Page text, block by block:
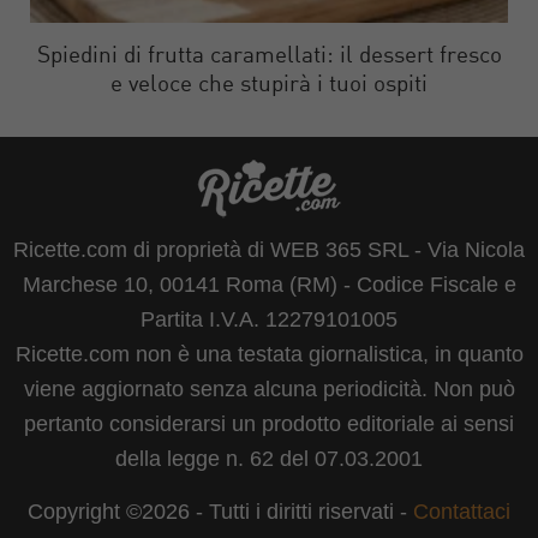
Spiedini di frutta caramellati: il dessert fresco
e veloce che stupirà i tuoi ospiti
Ricette.com di proprietà di WEB 365 SRL - Via Nicola
Marchese 10, 00141 Roma (RM) - Codice Fiscale e
Partita I.V.A. 12279101005
Ricette.com non è una testata giornalistica, in quanto
viene aggiornato senza alcuna periodicità. Non può
pertanto considerarsi un prodotto editoriale ai sensi
della legge n. 62 del 07.03.2001
Copyright ©2026 - Tutti i diritti riservati - Contattaci